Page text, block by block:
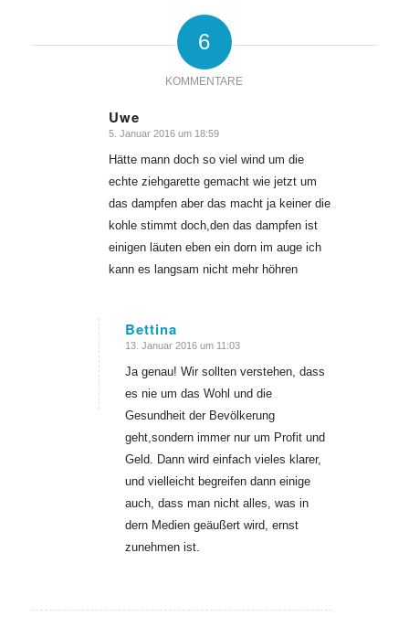
6
KOMMENTARE
Uwe
sagte:
5. Januar 2016 um 18:59
Hätte mann doch so viel wind um die
echte ziehgarette gemacht wie jetzt um
das dampfen aber das macht ja keiner die
kohle stimmt doch,den das dampfen ist
einigen läuten eben ein dorn im auge ich
kann es langsam nicht mehr höhren
Bettina
sagte:
13. Januar 2016 um 11:03
Ja genau! Wir sollten verstehen, dass
es nie um das Wohl und die
Gesundheit der Bevölkerung
geht,sondern immer nur um Profit und
Geld. Dann wird einfach vieles klarer,
und vielleicht begreifen dann einige
auch, dass man nicht alles, was in
dern Medien geäußert wird, ernst
zunehmen ist.